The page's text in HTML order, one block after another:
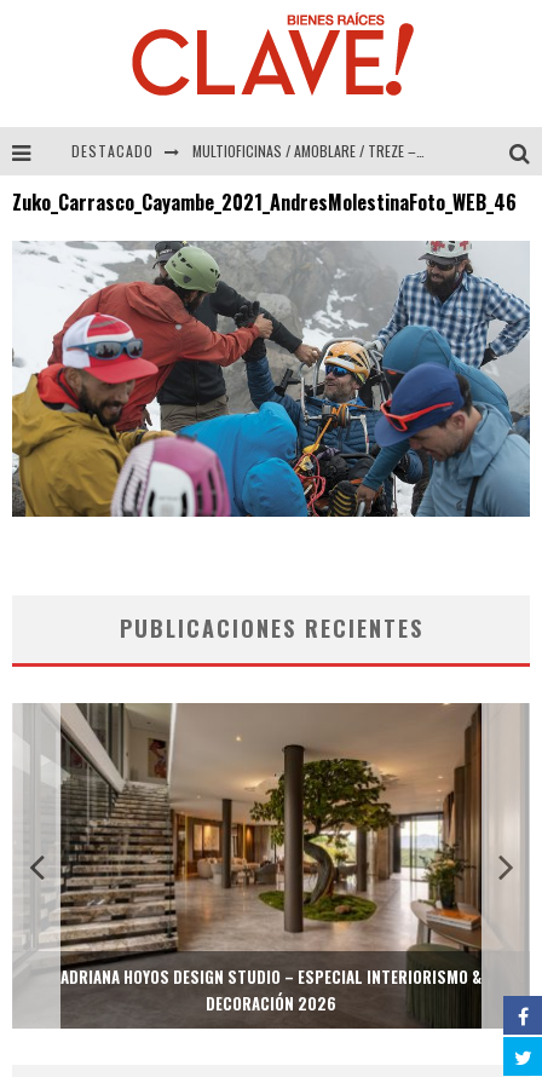
DESTACADO MULTIOFICINAS / AMOBLARE / TREZE – Especial Interiorismo & Decoración 2026
Abad Vergara Arquitectos – Especial Interiorismo & Decoración 2026
COLINEAL – Especial Interiorismo & Decoración 2026
ADRIANA HOYOS DESIGN STUDIO – Especial Interiorismo & Decoración 2026
Zuko_Carrasco_Cayambe_2021_AndresMolestinaFoto_WEB_46
PUBLICACIONES RECIENTES
ADRIANA HOYOS DESIGN STUDIO – ESPECIAL INTERIORISMO &
DECORACIÓN 2026